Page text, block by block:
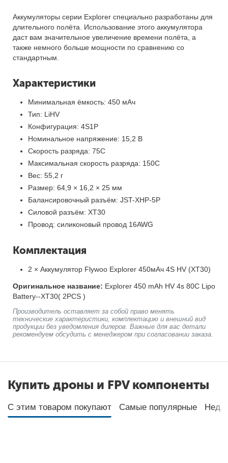
Аккумуляторы серии Explorer специально разработаны для
длительного полёта. Использование этого аккумулятора
даст вам значительное увеличение времени полёта, а
также немного больше мощности по сравнению со
стандартным.
Характеристики
Минимальная ёмкость: 450 мАч
Тип: LiHV
Конфигурация: 4S1P
Номинальное напряжение: 15,2 В
Скорость разряда: 75C
Максимальная скорость разряда: 150C
Вес: 55,2 г
Размер: 64,9 × 16,2 × 25 мм
Балансировочный разъём: JST-XHP-5P
Силовой разъём: XT30
Провод: силиконовый провод 16AWG
Комплектация
2 × Аккумулятор Flywoo Explorer 450мАч 4S HV (XT30)
Оригинальное название: Explorer 450 mAh HV 4s 80C Lipo
Battery--XT30( 2PCS )
Производитель оставляет за собой право менять
технические характеристики, комплектацию и внешний вид
продукции без уведомления дилеров. Важные для вас детали
рекомендуем обсудить с менеджером при согласовании заказа.
Купить дроны и FPV компоненты
С этим товаром покупают Самые популярные